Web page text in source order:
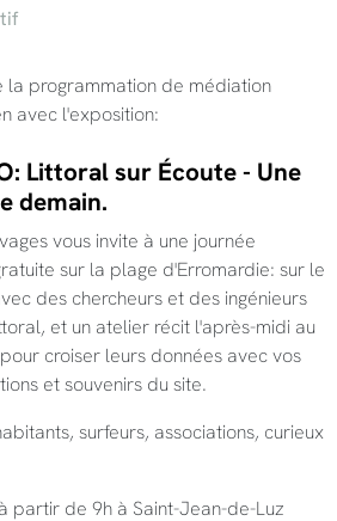
la programmation de médiation
avec l'exposition:
Littoral sur Écoute - Une
demain.
vous invite à une journée
sur la plage d'Erromardie: sur le
des chercheurs et des ingénieurs
et un atelier récit l'après-midi au
croiser leurs données avec vos
et souvenirs du site.
surfeurs, associations, curieux
partir de 9h à Saint-Jean-de-Luz